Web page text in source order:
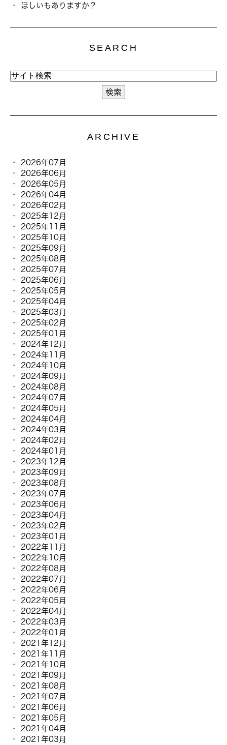
ほしいもありますか？
SEARCH
ARCHIVE
2026年07月
2026年06月
2026年05月
2026年04月
2026年02月
2025年12月
2025年11月
2025年10月
2025年09月
2025年08月
2025年07月
2025年06月
2025年05月
2025年04月
2025年03月
2025年02月
2025年01月
2024年12月
2024年11月
2024年10月
2024年09月
2024年08月
2024年07月
2024年05月
2024年04月
2024年03月
2024年02月
2024年01月
2023年12月
2023年09月
2023年08月
2023年07月
2023年06月
2023年04月
2023年02月
2023年01月
2022年11月
2022年10月
2022年08月
2022年07月
2022年06月
2022年05月
2022年04月
2022年03月
2022年01月
2021年12月
2021年11月
2021年10月
2021年09月
2021年08月
2021年07月
2021年06月
2021年05月
2021年04月
2021年03月